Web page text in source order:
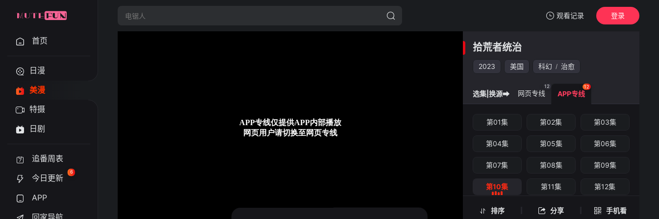
观看记录
我的观影记录
第10集
拾荒者统治
登录
首页
日漫
美漫
特摄
日剧
追番周表
今日更新
6
APP
回家导航
拾荒者统治
2023 美国 科幻 / 治愈
排序 分享 手机看
拾荒者统治 -第10集
选集|换源➡ 网页专线
12
APP专线
12
第01集 第02集 第03集
第04集 第05集 第06集
第07集 第08集 第09集
第10集 第11集 第12集